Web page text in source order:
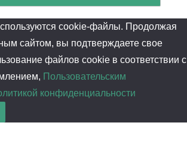
cookie-файлы. Продолжая
сайтом, вы подтверждаете свое
файлов cookie в соответствии с
Пользовательским
конфиденциальности